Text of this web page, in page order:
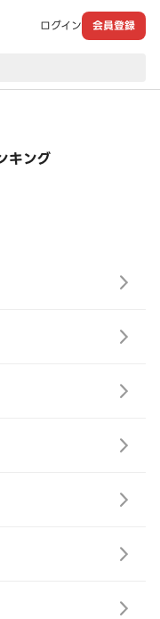
ログイン 会員登録
キング